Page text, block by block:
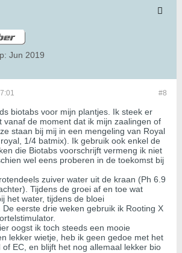
Jun 2019
#8
biotabs voor mijn plantjes. Ik steek er
vanaf de moment dat ik mijn zaalingen of
staan bij mij in een mengeling van Royal
1/4 batmix). Ik gebruik ook enkel de
die Biotabs voorschrijft vermeng ik niet
wel eens proberen in de toekomst bij
zuiver water uit de kraan (Ph 6.9
Tijdens de groei af en toe wat
het water, tijdens de bloei
De eerste drie weken gebruik ik Rooting X
oogst ik toch steeds een mooie
lekker wietje, heb ik geen gedoe met het
EC, en blijft het nog allemaal lekker bio